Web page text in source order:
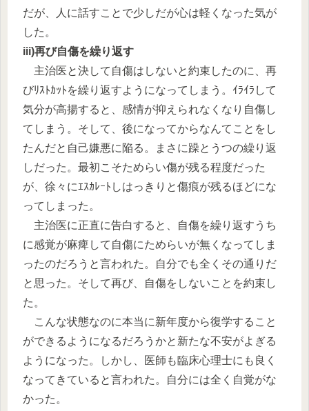
だが、人に話すことで少しだが心は軽くなった気が
した。
iii)再び自傷を繰り返す
主治医と決して自傷はしないと約束したのに、再
びﾘｽﾄｶｯﾄを繰り返すようになってしまう。ｲﾗｲﾗして
気分が高揚すると、感情が抑えられなくなり自傷し
てしまう。そして、後になってからなんてことをし
たんだと自己嫌悪に陥る。まさに躁とうつの繰り返
しだった。最初こそためらい傷が残る程度だった
が、徐々にｴｽｶﾚｰﾄしはっきりと傷痕が残るほどにな
ってしまった。
主治医に正直に告白すると、自傷を繰り返すうち
に感覚が麻痺して自傷にためらいが無くなってしま
ったのだろうと言われた。自分でも全くその通りだ
と思った。そして再び、自傷をしないことを約束し
た。
こんな状態なのに本当に新年度から復学すること
ができるようになるだろうかと新たな不安がよぎる
ようになった。しかし、医師も臨床心理士にも良く
なってきていると言われた。自分には全く自覚がな
かった。